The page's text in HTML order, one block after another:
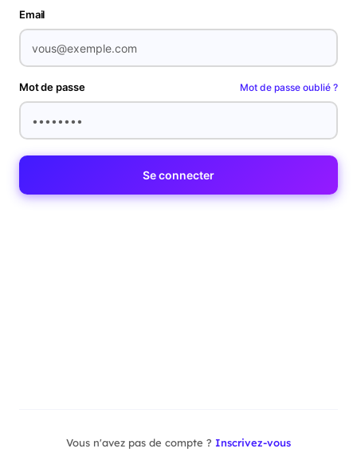
Email
Mot de passe Mot de passe oublié ?
Se connecter
Vous n'avez pas de compte ? Inscrivez-vous